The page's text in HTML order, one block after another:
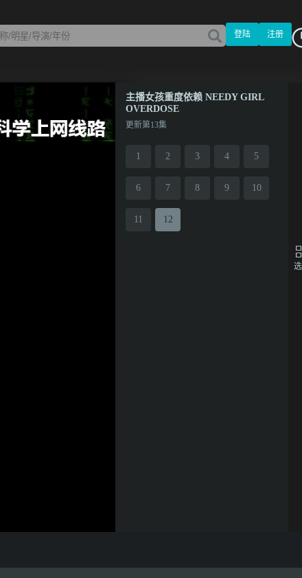
登陆 注册
主播女孩重度依赖 NEEDY GIRL
OVERDOSE
更新第13集
1 2 3 4 5
6 7 8 9 10
11 12